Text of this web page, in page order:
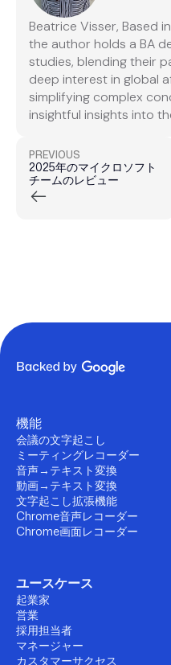
Beatrice Visser, Based
the author holds a BA
studies, blending their
deep interest in global
simplifying complex
insightful insights into
PREVIOUS
2025年のマイクロソフト
チームのレビュー
機能
会議の文字起こし
ミーティングレコーダー
音声→テキスト変換
動画→テキスト変換
文字起こし拡張機能
Chrome音声レコーダー
Chrome画面レコーダー
ユースケース
起業家
営業
採用担当者
マネージャー
カスタマーサクセス